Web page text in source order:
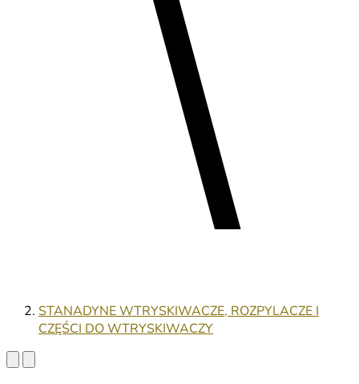
STANADYNE WTRYSKIWACZE, ROZPYLACZE I
CZĘŚCI DO WTRYSKIWACZY